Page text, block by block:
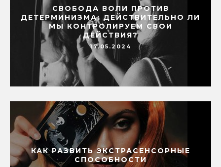
СВОБОДА ВОЛИ ПРОТИВ
ДЕТЕРМИНИЗМА: ДЕЙСТВИТЕЛЬНО ЛИ
МЫ КОНТРОЛИРУЕМ СВОИ
ДЕЙСТВИЯ?
17.05.2024
КАК РАЗВИТЬ ЭКСТРАСЕНСОРНЫЕ
СПОСОБНОСТИ